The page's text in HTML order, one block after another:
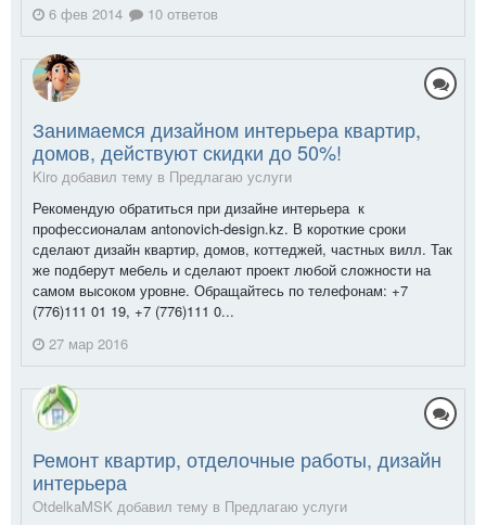
6 фев 2014
10 ответов
Занимаемся дизайном интерьера квартир,
домов, действуют скидки до 50%!
Kiro добавил тему в Предлагаю услуги
Рекомендую обратиться при дизайне интерьера к
профессионалам antonovich-design.kz. В короткие сроки
сделают дизайн квартир, домов, коттеджей, частных вилл. Так
же подберут мебель и сделают проект любой сложности на
самом высоком уровне. Обращайтесь по телефонам: +7
(776)111 01 19, +7 (776)111 0...
27 мар 2016
Ремонт квартир, отделочные работы, дизайн
интерьера
OtdelkaMSK добавил тему в Предлагаю услуги